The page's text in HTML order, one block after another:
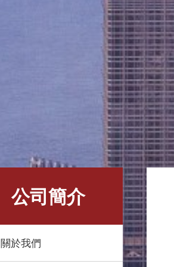
公司簡介
關於我們